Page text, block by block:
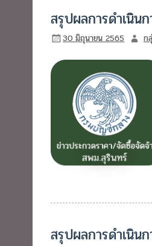
สรุปผลการดำเนิน
30 มิถุนายน 2565 ก
สรุปผลการดำเนิน